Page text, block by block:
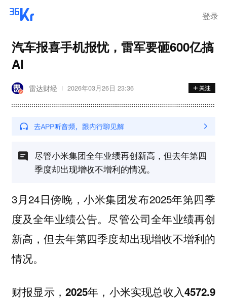
登录
汽车报喜手机报忧，雷军要砸600亿搞
AI
雷达财经 2026年03月26日 23:36
尽管小米集团全年业绩再创新高，但去年第四
季度却出现增收不增利的情况。
3月24日傍晚，小米集团发布2025年第四季
度及全年业绩公告。尽管公司全年业绩再创
新高，但去年第四季度却出现增收不增利的
情况。
财报显示，2025年，小米实现总收入4572.9